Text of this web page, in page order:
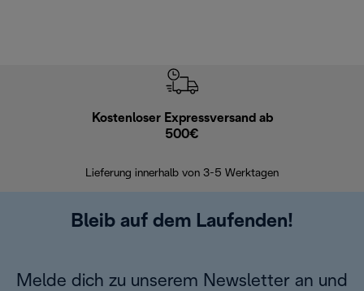
Kostenloser Expressversand ab
500€
Lieferung innerhalb von 3-5 Werktagen
Bleib auf dem Laufenden!
Melde dich zu unserem Newsletter an und